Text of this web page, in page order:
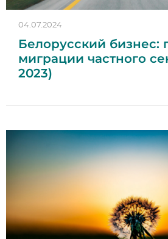
04.07.2024
Белорусский бизнес:
миграции частного
2023)